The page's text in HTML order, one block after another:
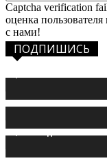
Captcha verification
оценка
с нами!
ПОДПИШИСЬ